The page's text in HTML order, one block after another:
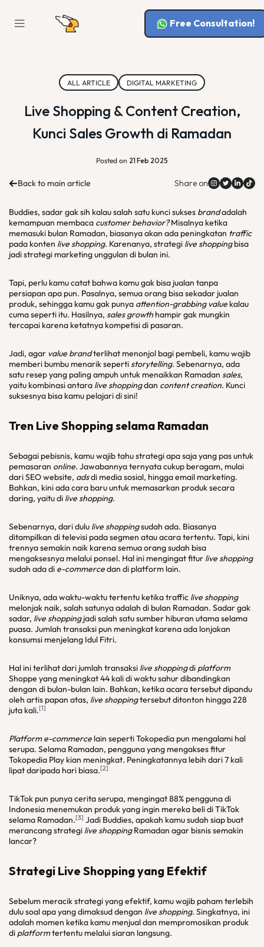
Free Consultation!
ALL ARTICLE DIGITAL MARKETING
Live Shopping & Content Creation,
Kunci Sales Growth di Ramadan
Posted on 21 Feb 2025
Back to main article Share on
Buddies, sadar gak sih kalau salah satu kunci sukses brandadalah
kemampuan membaca customer behavior?Misalnya ketika
memasuki bulan Ramadan, biasanya akan ada peningkatan traffic
pada konten live shopping. Karenanya, strategi live shoppingbisa
jadi strategi marketing unggulan di bulan ini.
Tapi, perlu kamu catat bahwa kamu gak bisa jualan tanpa
persiapan apa pun. Pasalnya, semua orang bisa sekadar jualan
produk, sehingga kamu gak punya attention-grabbing value kalau
cuma seperti itu. Hasilnya, sales growth hampir gak mungkin
tercapai karena ketatnya kompetisi di pasaran.
Jadi, agar value brandterlihat menonjol bagi pembeli, kamu wajib
memberi bumbu menarik seperti storytelling. Sebenarnya, ada
satu resep yang paling ampuh untuk menaikkan Ramadan sales,
yaitu kombinasi antara live shoppingdan content creation. Kunci
suksesnya bisa kamu pelajari di sini!
Tren Live Shopping selama Ramadan
Sebagai pebisnis, kamu wajib tahu strategi apa saja yang pas untuk
pemasaran online. Jawabannya ternyata cukup beragam, mulai
dari SEO website, adsdi media sosial, hingga email marketing.
Bahkan, kini ada cara baru untuk memasarkan produk secara
daring, yaitu di live shopping.
Sebenarnya, dari dulu live shoppingsudah ada. Biasanya
ditampilkan di televisi pada segmen atau acara tertentu. Tapi, kini
trennya semakin naik karena semua orang sudah bisa
mengaksesnya melalui ponsel. Hal ini mengingat fitur live shopping
sudah ada di e-commercedan di platform lain.
Uniknya, ada waktu-waktu tertentu ketika traffic live shopping
melonjak naik, salah satunya adalah di bulan Ramadan. Sadar gak
sadar, live shoppingjadi salah satu sumber hiburan utama selama
puasa. Jumlah transaksi pun meningkat karena ada lonjakan
konsumsi menjelang Idul Fitri.
Hal ini terlihat dari jumlah transaksi live shoppingdi platform
Shoppe yang meningkat 44 kali di waktu sahur dibandingkan
dengan di bulan-bulan lain. Bahkan, ketika acara tersebut dipandu
oleh artis papan atas, live shoppingtersebut ditonton hingga 228
juta kali.[1]
Platform e-commerce lain seperti Tokopedia pun mengalami hal
serupa. Selama Ramadan, pengguna yang mengakses fitur
Tokopedia Play kian meningkat. Peningkatannya lebih dari 7 kali
lipat daripada hari biasa.[2]
TikTok pun punya cerita serupa, mengingat 88% pengguna di
Indonesia menemukan produk yang ingin mereka beli di TikTok
selama Ramadan.[3] Jadi Buddies, apakah kamu sudah siap buat
merancang strategi live shoppingRamadan agar bisnis semakin
lancar?
Strategi Live Shopping yang Efektif
Sebelum meracik strategi yang efektif, kamu wajib paham terlebih
dulu soal apa yang dimaksud dengan live shopping. Singkatnya, ini
adalah momen ketika kamu menjual dan mempromosikan produk
di platformtertentu melalui siaran langsung.